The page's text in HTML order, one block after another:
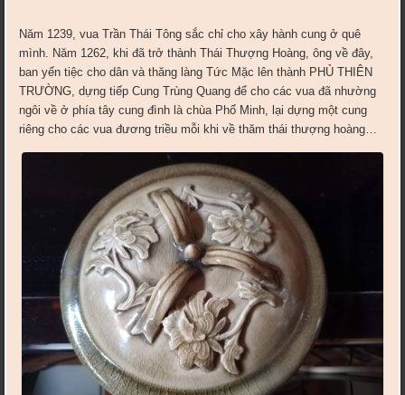
Năm 1239, vua Trần Thái Tông sắc chỉ cho xây hành cung ở quê
mình. Năm 1262, khi đã trở thành Thái Thượng Hoàng, ông về đây,
ban yến tiệc cho dân và thăng làng Tức Mặc lên thành PHỦ THIÊN
TRƯỜNG, dựng tiếp Cung Trùng Quang để cho các vua đã nhường
ngôi về ở phía tây cung đình là chùa Phổ Minh, lại dựng một cung
riêng cho các vua đương triều mỗi khi về thăm thái thượng hoàng…